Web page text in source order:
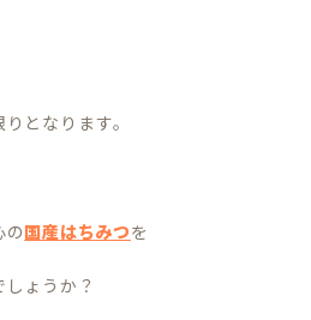
となります。
国産はちみつを
ょうか？